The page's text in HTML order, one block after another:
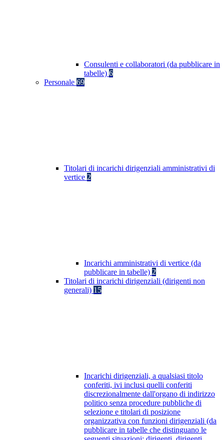
Consulenti e collaboratori (da pubblicare in
tabelle) 6
Personale 69
Titolari di incarichi dirigenziali amministrativi di
vertice 2
Incarichi amministrativi di vertice (da
pubblicare in tabelle) 2
Titolari di incarichi dirigenziali (dirigenti non
generali) 15
Incarichi dirigenziali, a qualsiasi titolo
conferiti, ivi inclusi quelli conferiti
discrezionalmente dall'organo di indirizzo
politico senza procedure pubbliche di
selezione e titolari di posizione
organizzativa con funzioni dirigenziali (da
pubblicare in tabelle che distinguano le